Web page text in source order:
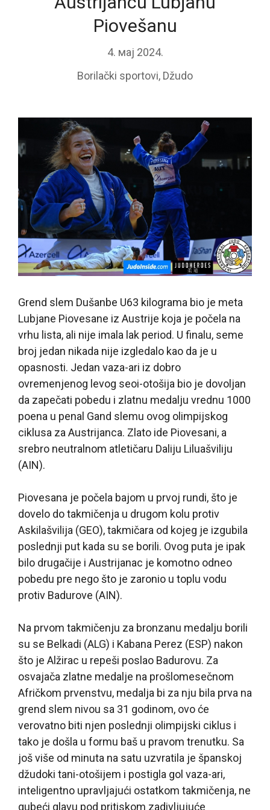
Piovešanu
4. мај 2024.
Borilački sportovi, Džudo
Grend slem Dušanbe U63 kilograma bio je meta
Lubjane Piovesane iz Austrije koja je počela na
vrhu lista, ali nije imala lak period. U finalu, seme
broj jedan nikada nije izgledalo kao da je u
opasnosti. Jedan vaza-ari iz dobro
ovremenjenog levog seoi-otošija bio je dovoljan
da zapečati pobedu i zlatnu medalju vrednu 1000
poena u penal Gand slemu ovog olimpijskog
ciklusa za Austrijanca. Zlato ide Piovesani, a
srebro neutralnom atletičaru Daliju Liluašviliju
(AIN).
Piovesana je počela bajom u prvoj rundi, što je
dovelo do takmičenja u drugom kolu protiv
Askilašvilija (GEO), takmičara od kojeg je izgubila
poslednji put kada su se borili. Ovog puta je ipak
bilo drugačije i Austrijanac je komotno odneo
pobedu pre nego što je zaronio u toplu vodu
protiv Badurove (AIN).
Na prvom takmičenju za bronzanu medalju borili
su se Belkadi (ALG) i Kabana Perez (ESP) nakon
što je Alžirac u repeši poslao Badurovu. Za
osvajača zlatne medalje na prošlomesečnom
Afričkom prvenstvu, medalja bi za nju bila prva na
grend slem nivou sa 31 godinom, ovo će
verovatno biti njen poslednji olimpijski ciklus i
tako je došla u formu baš u pravom trenutku. Sa
još više od minuta na satu uzvratila je španskoj
džudoki tani-otošijem i postigla gol vaza-ari,
inteligentno upravljajući ostatkom takmičenja, ne
gubeći glavu pod pritiskom zadivljujuće